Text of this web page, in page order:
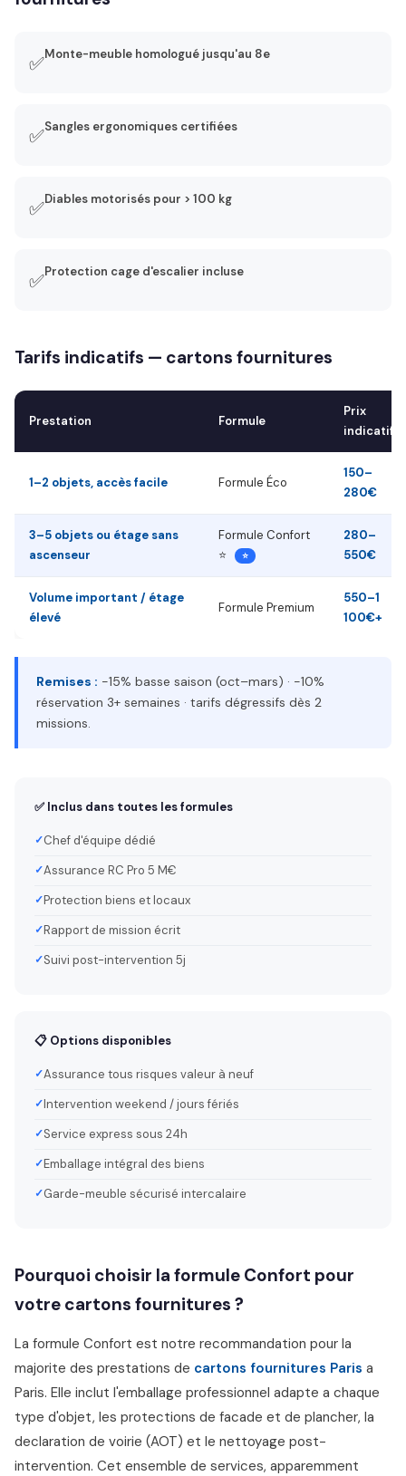
✅Monte-meuble homologué jusqu'au 8e
✅Sangles ergonomiques certifiées
✅Diables motorisés pour > 100 kg
✅Protection cage d'escalier incluse
Tarifs indicatifs — cartons fournitures
Prestation Formule
Prix
indicatif
1–2 objets, accès facile Formule Éco
150–
280€
3–5 objets ou étage sans
ascenseur
Formule Confort
⭐
⭐
280–
550€
Volume important / étage
élevé
Formule Premium
550–1
100€+
Remises : −15% basse saison (oct–mars) · −10%
réservation 3+ semaines · tarifs dégressifs dès 2
missions.
✅ Inclus dans toutes les formules
Chef d'équipe dédié
Assurance RC Pro 5 M€
Protection biens et locaux
Rapport de mission écrit
Suivi post-intervention 5j
📋 Options disponibles
Assurance tous risques valeur à neuf
Intervention weekend / jours fériés
Service express sous 24h
Emballage intégral des biens
Garde-meuble sécurisé intercalaire
Pourquoi choisir la formule Confort pour
votre cartons fournitures ?
La formule Confort est notre recommandation pour la
majorite des prestations de cartons fournitures Paris a
Paris. Elle inclut l'emballage professionnel adapte a chaque
type d'objet, les protections de facade et de plancher, la
declaration de voirie (AOT) et le nettoyage post-
intervention. Cet ensemble de services, apparemment